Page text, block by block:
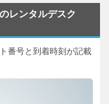
レンタルデスク
番号と到着時刻が記載